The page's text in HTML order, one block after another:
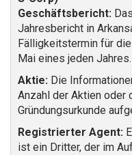
Geschäftsbericht:
Jahresbericht in
Fälligkeitstermin für
Mai eines jeden Jahres.
Aktie: Die
Anzahl der Aktien oder
Gründungsurkunde
Registrierter Agent:
ist ein Dritter, der im